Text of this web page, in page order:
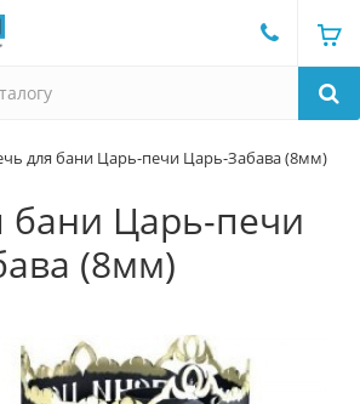
для бани Царь-печи Царь-Забава (8мм)
бани Царь-печи
(8мм)